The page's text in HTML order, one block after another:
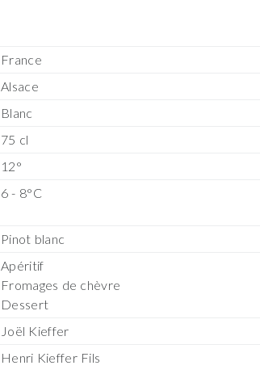
France
Alsace
Blanc
75 cl
12°
6 - 8°C
Pinot blanc
Apéritif
Fromages de chèvre
Dessert
Joël Kieffer
Henri Kieffer Fils